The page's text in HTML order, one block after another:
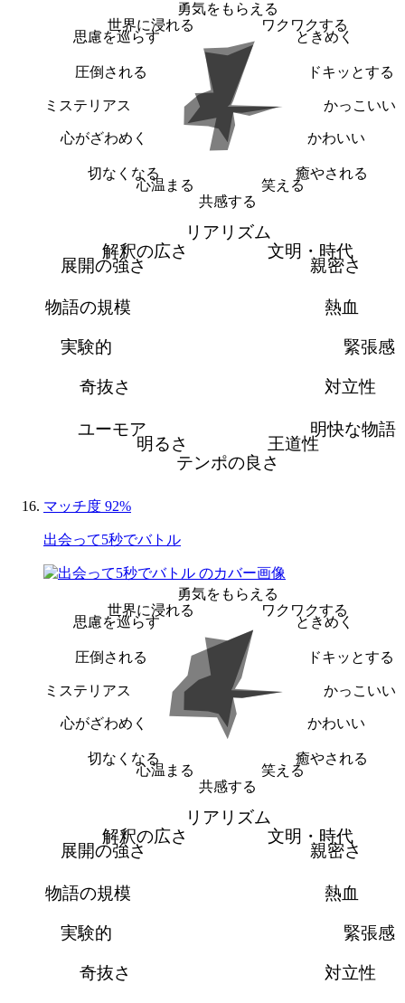
勇気をもらえる
ワクワクする
ときめく
ドキッとする
かっこいい
かわいい
癒やされる
笑える
共感する
心温まる
切なくなる
心がざわめく
ミステリアス
圧倒される
思慮を巡らす
世界に浸れる
リアリズム
文明・時代
親密さ
熱血
緊張感
対立性
明快な物語
王道性
テンポの良さ
明るさ
ユーモア
奇抜さ
実験的
物語の規模
展開の強さ
解釈の広さ
マッチ度 92%
出会って5秒でバトル
勇気をもらえる
ワクワクする
ときめく
ドキッとする
かっこいい
かわいい
癒やされる
笑える
共感する
心温まる
切なくなる
心がざわめく
ミステリアス
圧倒される
思慮を巡らす
世界に浸れる
リアリズム
文明・時代
親密さ
熱血
緊張感
対立性
奇抜さ
実験的
物語の規模
展開の強さ
解釈の広さ